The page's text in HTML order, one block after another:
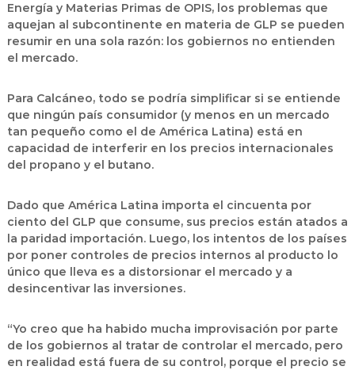
Energía y Materias Primas de OPIS, los problemas que
aquejan al subcontinente en materia de GLP se pueden
resumir en una sola razón: los gobiernos no entienden
el mercado.
Para Calcáneo, todo se podría simplificar si se entiende
que ningún país consumidor (y menos en un mercado
tan pequeño como el de América Latina) está en
capacidad de interferir en los precios internacionales
del propano y el butano.
Dado que América Latina importa el cincuenta por
ciento del GLP que consume, sus precios están atados a
la paridad importación. Luego, los intentos de los países
por poner controles de precios internos al producto lo
único que lleva es a distorsionar el mercado y a
desincentivar las inversiones.
“Yo creo que ha habido mucha improvisación por parte
de los gobiernos al tratar de controlar el mercado, pero
en realidad está fuera de su control, porque el precio se